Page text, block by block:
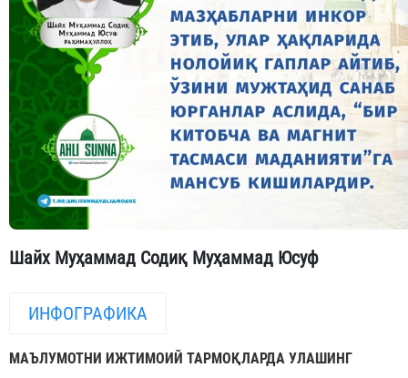
Шайх Муҳаммад Содиқ Муҳаммад Юсуф
ИНФОГРАФИКА
МАЪЛУМОТНИ ИЖТИМОИЙ ТАРМОҚЛАРДА УЛАШИНГ